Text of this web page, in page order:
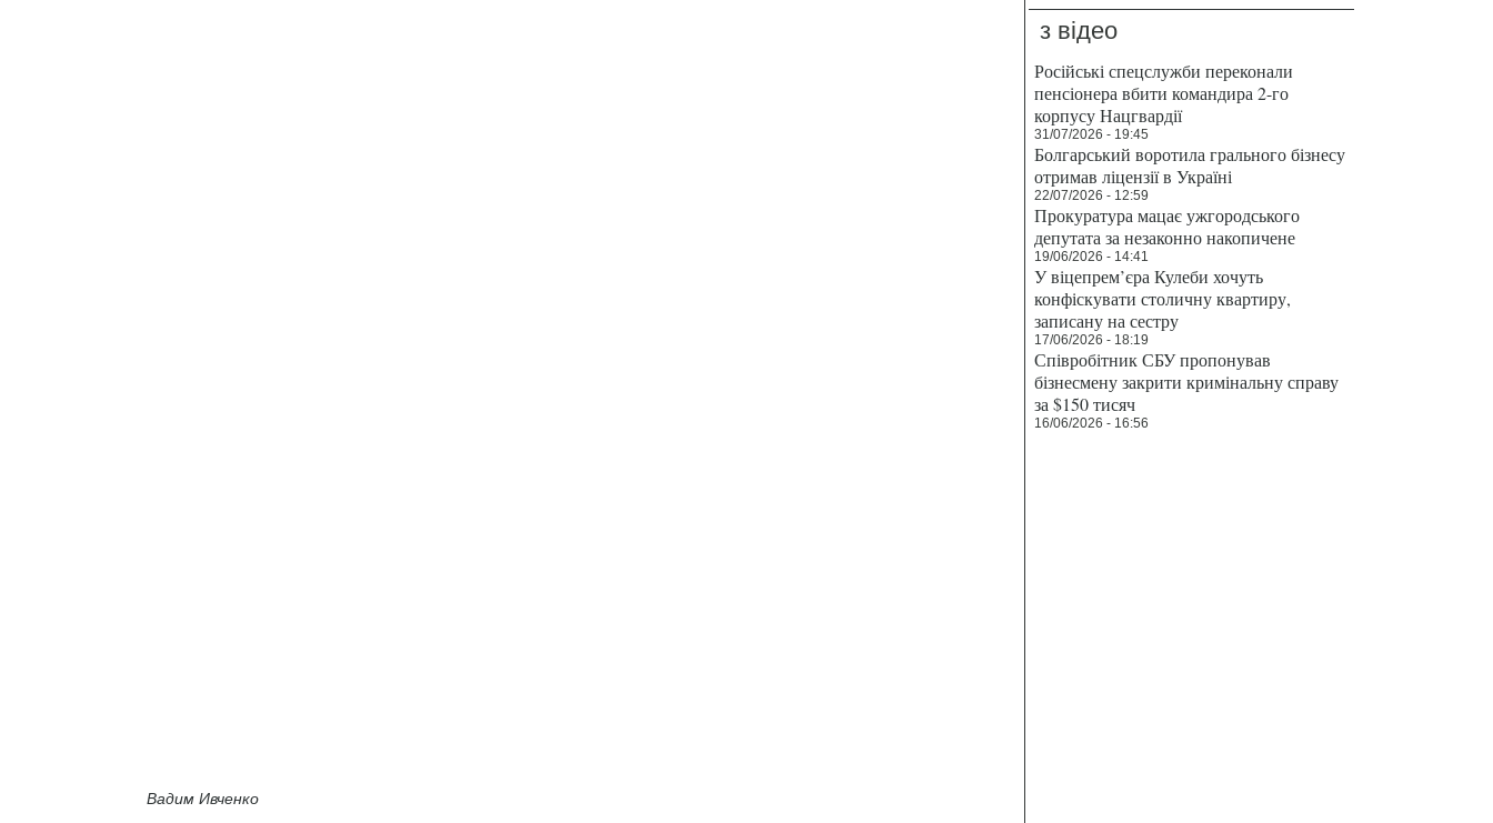
Вадим Ивченко
з відео
Російські спецслужби переконали
пенсіонера вбити командира 2-го
корпусу Нацгвардії
31/07/2026 - 19:45
Болгарський воротила грального бізнесу
отримав ліцензії в Україні
22/07/2026 - 12:59
Прокуратура мацає ужгородського
депутата за незаконно накопичене
19/06/2026 - 14:41
У віцепрем’єра Кулеби хочуть
конфіскувати столичну квартиру,
записану на сестру
17/06/2026 - 18:19
Співробітник СБУ пропонував
бізнесмену закрити кримінальну справу
за $150 тисяч
16/06/2026 - 16:56